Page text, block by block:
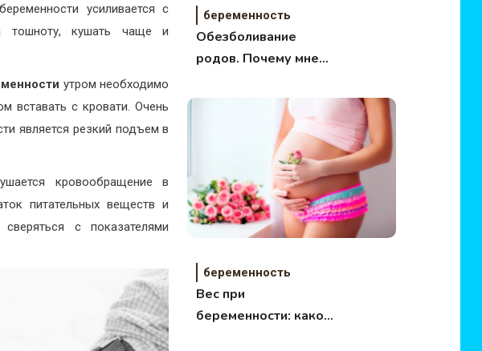
усиливается с
тошноту, кушать чаще и
утром необходимо
вставать с кровати. Очень
является резкий подъем в
кровообращение в
питательных веществ и
с показателями
беременность
Обезболивание
родов. Почему мне
беременность
Вес при
беременности: какой